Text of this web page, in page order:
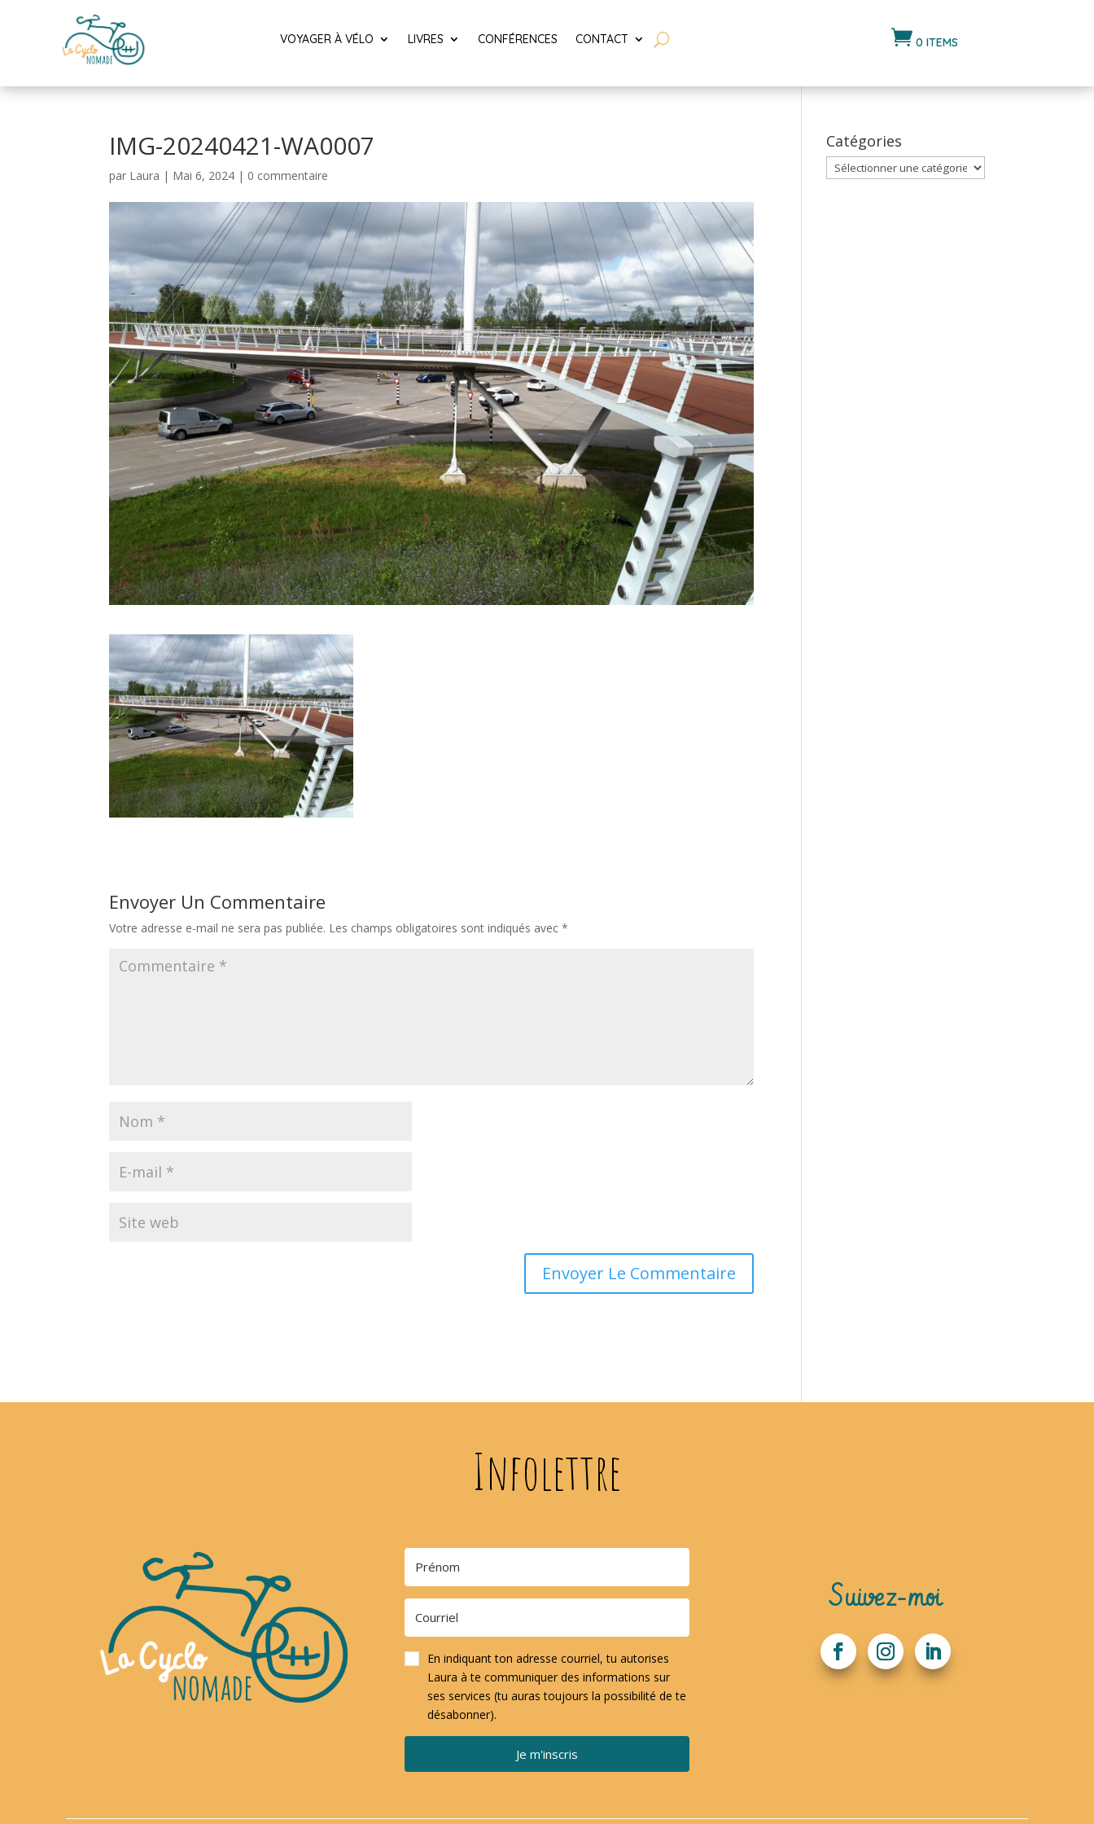
VOYAGER À VÉLO LIVRES CONFÉRENCES CONTACT  0 ITEMS
IMG-20240421-WA0007
par Laura | Mai 6, 2024 | 0 commentaire
Envoyer Un Commentaire
Votre adresse e-mail ne sera pas publiée. Les champs obligatoires sont indiqués avec*
Catégories
Catégories
Infolettre
En indiquant ton adresse courriel, tu autorises
Laura à te communiquer des informations sur
ses services (tu auras toujours la possibilité de te
désabonner).
Je m'inscris
Suivez-moi